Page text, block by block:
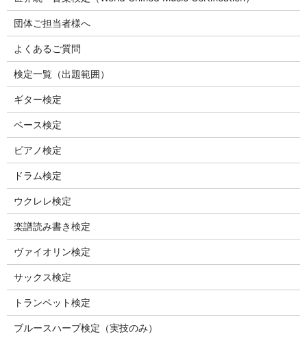
団体ご担当者様へ
よくあるご質問
検定一覧（出題範囲）
ギター検定
ベース検定
ピアノ検定
ドラム検定
ウクレレ検定
楽譜読み書き検定
ヴァイオリン検定
サックス検定
トランペット検定
ブルースハープ検定（実技のみ）